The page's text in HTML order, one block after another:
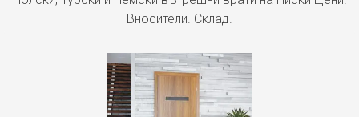
Вносители. Склад.